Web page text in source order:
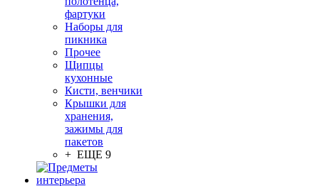
фартуки
Наборы для
пикника
Прочее
Щипцы
кухонные
Кисти, венчики
Крышки для
хранения,
зажимы для
пакетов
+ ЕЩЕ 9